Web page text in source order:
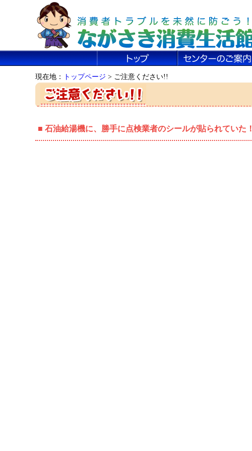
現在地： トップページ > ご注意ください!!
■ 石油給湯機に、勝手に点検業者のシールが貼られていた！